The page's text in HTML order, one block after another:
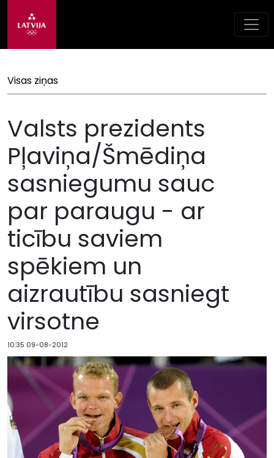
Visas ziņas
Valsts prezidents
Pļaviņa/Šmēdiņa
sasniegumu sauc
par paraugu - ar
ticību saviem
spēkiem un
aizrautību sasniegt
virsotne
10:35 09-08-2012